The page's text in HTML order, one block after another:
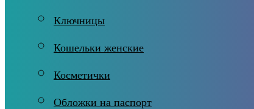
Ключницы
Кошельки женские
Косметички
Обложки на паспорт